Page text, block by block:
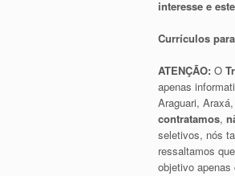
interesse e
Currículos
ATENÇÃO: O
apenas
Araguari,
contratamos,
seletivos, nós
ressaltamos
objetivo apenas